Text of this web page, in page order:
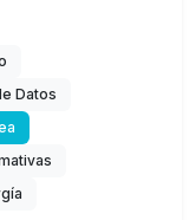
Datos